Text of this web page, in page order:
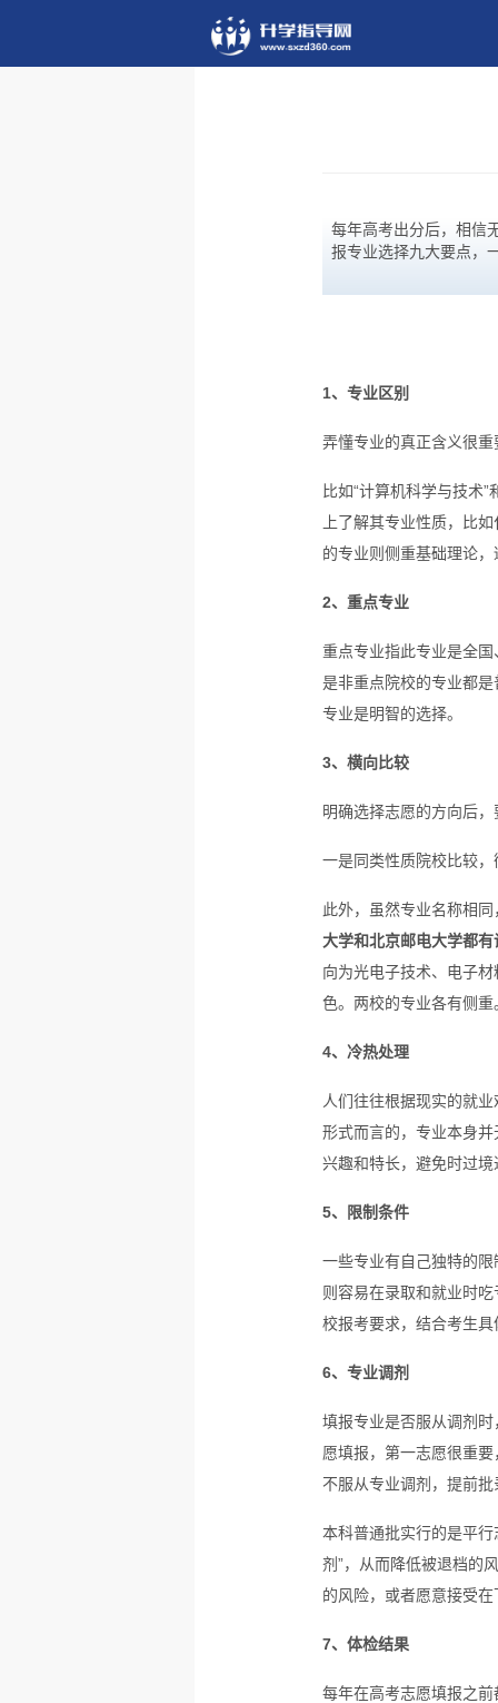
每年高考出分后，相信
报专业选择九大要点，
1、专业区别
弄懂专业的真正含义很
比如“计算机科学与技术”
上了解其专业性质，比
的专业则侧重基础理论
2、重点专业
重点专业指此专业是全
是非重点院校的专业都
专业是明智的选择。
3、横向比较
明确选择志愿的方向后
一是同类性质院校比较
此外，虽然专业名称相
大学和北京邮电大学都有
向为光电子技术、电子
色。两校的专业各有侧重
4、冷热处理
人们往往根据现实的就
形式而言的，专业本身并
兴趣和特长，避免时过
5、限制条件
一些专业有自己独特的
则容易在录取和就业时
校报考要求，结合考生
6、专业调剂
填报专业是否服从调剂
愿填报，第一志愿很重
不服从专业调剂，提前
本科普通批实行的是平行
剂”，从而降低被退档的
的风险，或者愿意接受
7、体检结果
每年在高考志愿填报之